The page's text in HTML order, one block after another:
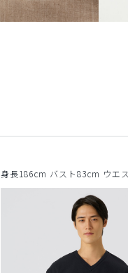
身長186cm バスト83cm ウエ